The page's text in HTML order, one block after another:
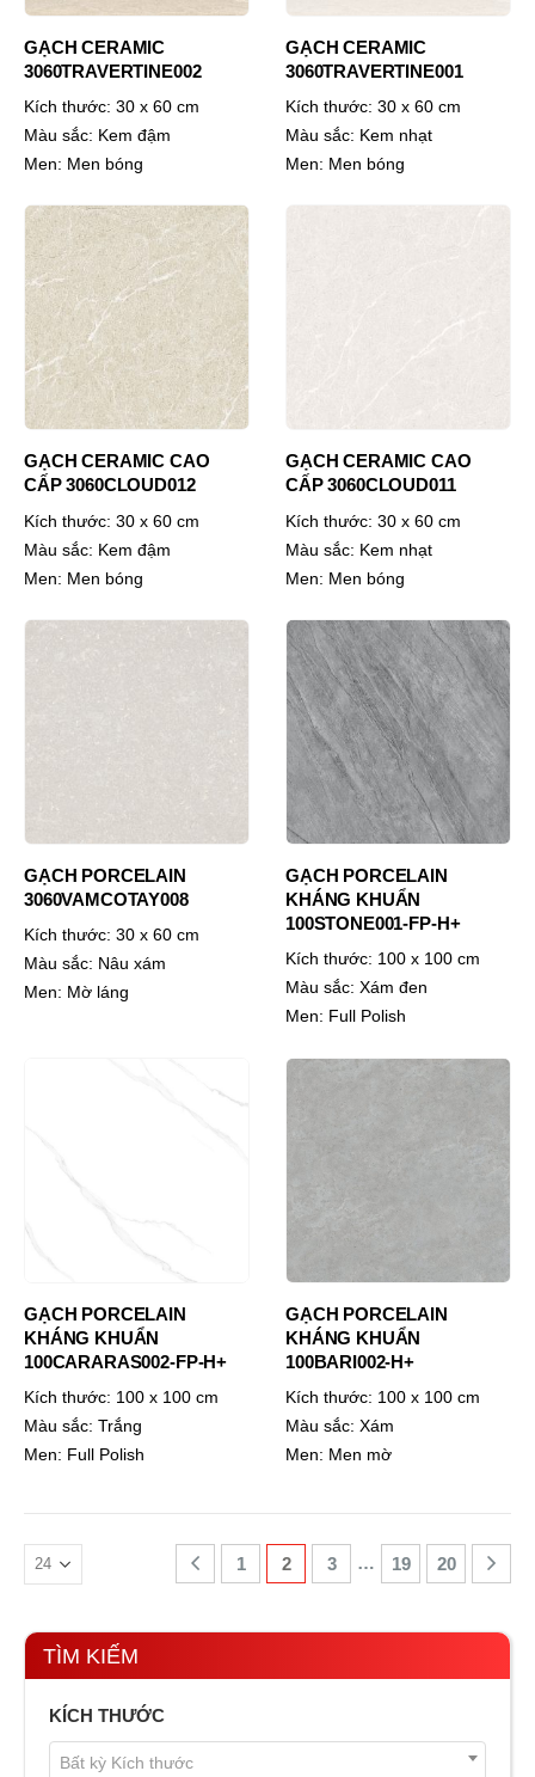
GẠCH CERAMIC
3060TRAVERTINE002
Kích thước: 30 x 60 cm
Màu sắc: Kem đậm
Men: Men bóng
GẠCH CERAMIC
3060TRAVERTINE001
Kích thước: 30 x 60 cm
Màu sắc: Kem nhạt
Men: Men bóng
GẠCH CERAMIC CAO
CẤP 3060CLOUD012
Kích thước: 30 x 60 cm
Màu sắc: Kem đậm
Men: Men bóng
GẠCH CERAMIC CAO
CẤP 3060CLOUD011
Kích thước: 30 x 60 cm
Màu sắc: Kem nhạt
Men: Men bóng
GẠCH PORCELAIN
3060VAMCOTAY008
Kích thước: 30 x 60 cm
Màu sắc: Nâu xám
Men: Mờ láng
GẠCH PORCELAIN
KHÁNG KHUẨN
100STONE001-FP-H+
Kích thước: 100 x 100 cm
Màu sắc: Xám đen
Men: Full Polish
GẠCH PORCELAIN
KHÁNG KHUẨN
100CARARAS002-FP-H+
Kích thước: 100 x 100 cm
Màu sắc: Trắng
Men: Full Polish
GẠCH PORCELAIN
KHÁNG KHUẨN
100BARI002-H+
Kích thước: 100 x 100 cm
Màu sắc: Xám
Men: Men mờ
1 2 3 … 19 20
TÌM KIẾM
KÍCH THƯỚC
Bất kỳ Kích thước